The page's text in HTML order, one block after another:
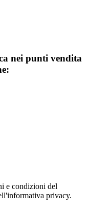
nei punti vendita
e condizioni del
privacy.